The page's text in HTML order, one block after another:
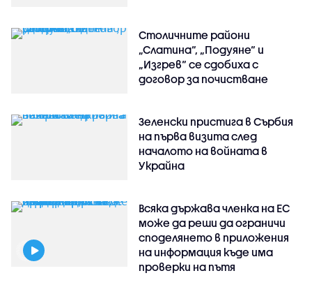
Столичните райони
„Слатина“, „Подуяне“ и
„Изгрев“ се сдобиха с
договор за почистване
Зеленски пристига в Сърбия
на първа визита след
началото на войната в
Украйна
Всяка държава членка на ЕС
може да реши да ограничи
споделянето в приложения
на информация къде има
проверки на пътя